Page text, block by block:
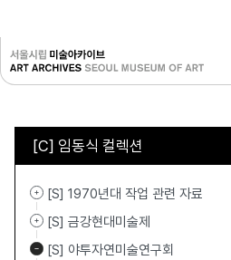
[C] 임동식 컬렉션
[S] 1970년대 작업 관련 자료
[S] 금강현대미술제
[S] 야투자연미술연구회